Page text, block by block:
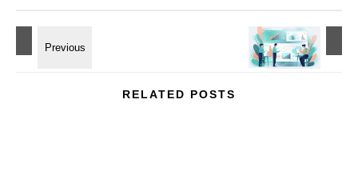
RELATED POSTS